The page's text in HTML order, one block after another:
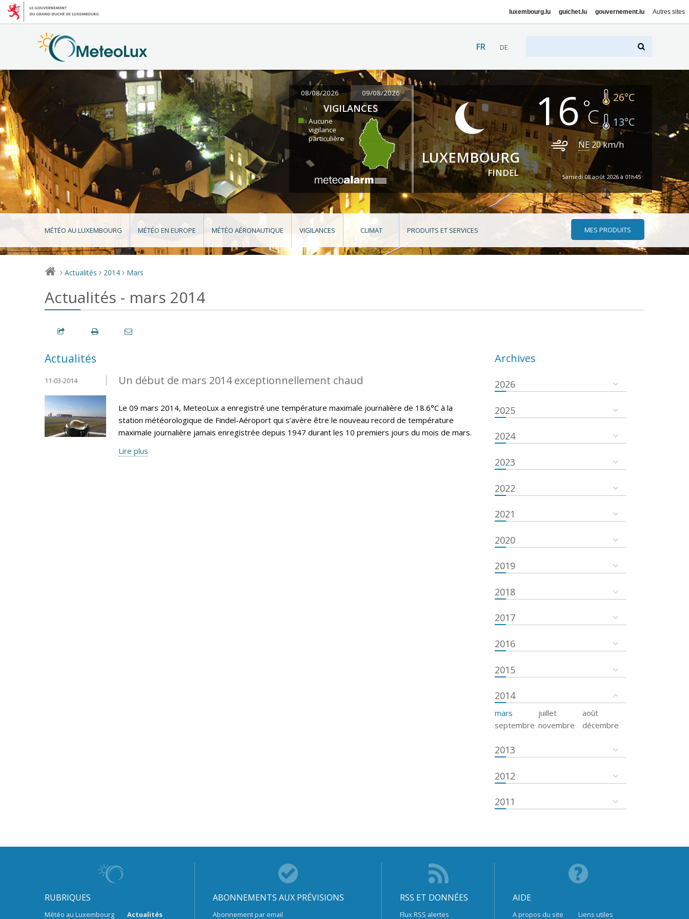
luxembourg.lu guichet.lu gouvernement.lu Autres sites
FR DE
08/08/2026 09/08/2026
VIGILANCES
Aucune
vigilance
particulière
LUXEMBOURG
FINDEL
16 26°C
13°C
NE 20km/h
Samedi 08 août 2026 à 01h45
MÉTÉO AU LUXEMBOURG MÉTÉO EN EUROPE MÉTÉO AÉRONAUTIQUE VIGILANCES CLIMAT PRODUITS ET SERVICES MES PRODUITS
> Actualités > 2014 > Mars
Actualités - mars 2014
Actualités
Un début de mars 2014 exceptionnellement chaud
11-03-2014
Le 09 mars 2014, MeteoLux a enregistré une température maximale journalière de 18.6°C à la
station météorologique de Findel-Aéroport qui s’avère être le nouveau record de température
maximale journalière jamais enregistrée depuis 1947 durant les 10 premiers jours du mois de mars.
Lire plus
Archives
2026
2025
2024
2023
2022
2021
2020
2019
2018
2017
2016
2015
2014
mars juillet
août
septembre novembre décembre
2013
2012
2011
RUBRIQUES
Météo au Luxembourg Actualités
ABONNEMENTS AUX PRÉVISIONS
Abonnement par email
RSS ET DONNÉES
Flux RSS alertes
AIDE
A propos du site Liens utiles